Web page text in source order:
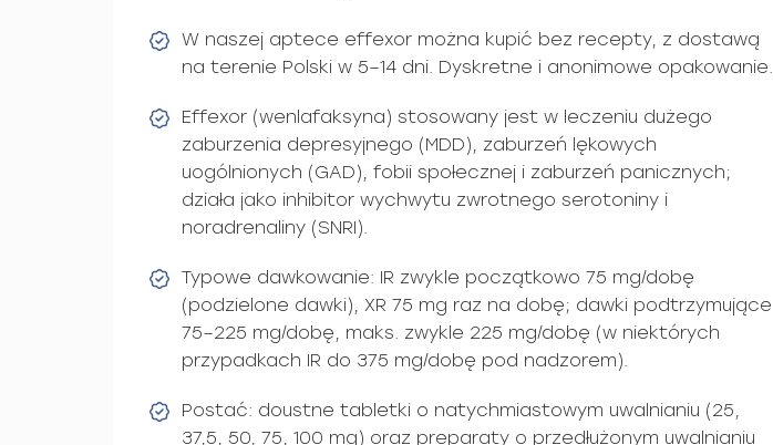
W naszej aptece effexor można kupić bez recepty, z dostawą
na terenie Polski w 5–14 dni. Dyskretne i anonimowe opakowanie.
Effexor (wenlafaksyna) stosowany jest w leczeniu dużego
zaburzenia depresyjnego (MDD), zaburzeń lękowych
uogólnionych (GAD), fobii społecznej i zaburzeń panicznych;
działa jako inhibitor wychwytu zwrotnego serotoniny i
noradrenaliny (SNRI).
Typowe dawkowanie: IR zwykle początkowo 75 mg/dobę
(podzielone dawki), XR 75 mg raz na dobę; dawki podtrzymujące
75–225 mg/dobę, maks. zwykle 225 mg/dobę (w niektórych
przypadkach IR do 375 mg/dobę pod nadzorem).
Postać: doustne tabletki o natychmiastowym uwalnianiu (25,
37,5, 50, 75, 100 mg) oraz preparaty o przedłużonym uwalnianiu